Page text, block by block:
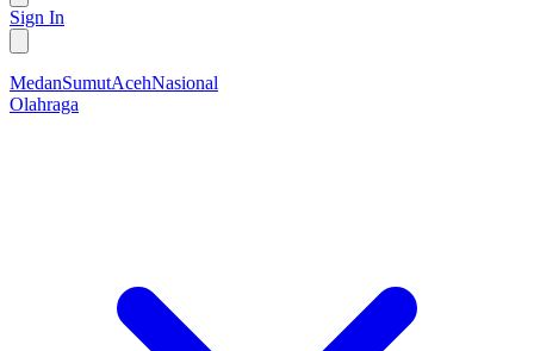
Sign In
MedanSumutAcehNasional
Olahraga